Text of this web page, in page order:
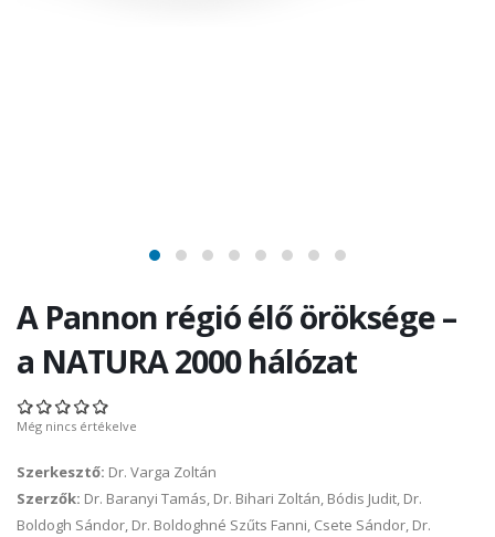
A Pannon régió élő öröksége –
a NATURA 2000 hálózat
Még nincs értékelve
Szerkesztő: Dr. Varga Zoltán
Szerzők: Dr. Baranyi Tamás, Dr. Bihari Zoltán, Bódis Judit, Dr.
Boldogh Sándor, Dr. Boldoghné Szűts Fanni, Csete Sándor, Dr.